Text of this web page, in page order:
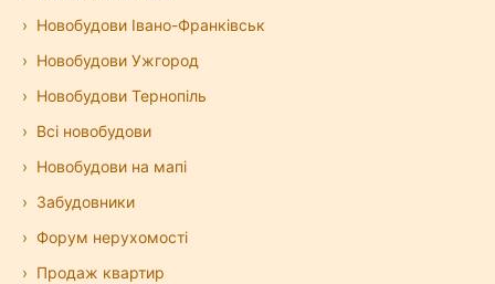
Новобудови Івано-Франківськ
Новобудови Ужгород
Новобудови Тернопіль
Всі новобудови
Новобудови на мапі
Забудовники
Форум нерухомості
Продаж квартир